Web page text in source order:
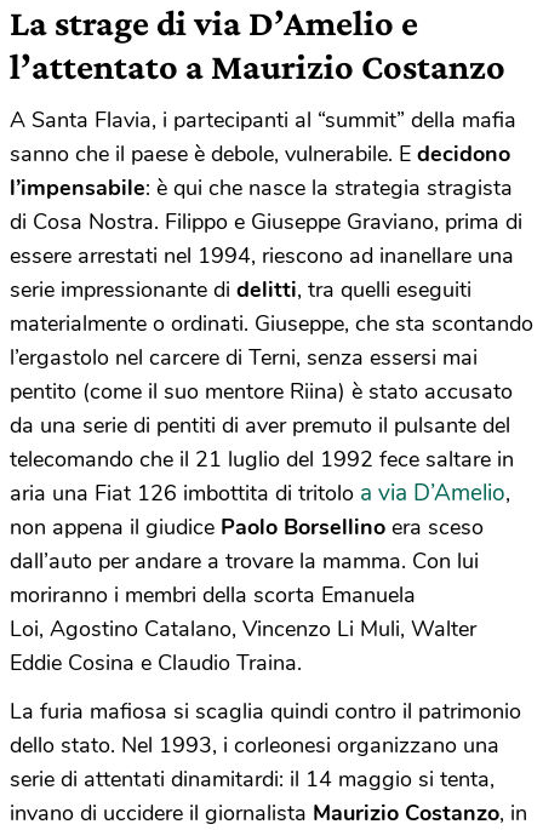
La strage di via D’Amelio e
l’attentato a Maurizio Costanzo
A Santa Flavia, i partecipanti al “summit” della mafia
sanno che il paese è debole, vulnerabile. E decidono
l’impensabile: è qui che nasce la strategia stragista
di Cosa Nostra. Filippo e Giuseppe Graviano, prima di
essere arrestati nel 1994, riescono ad inanellare una
serie impressionante di delitti, tra quelli eseguiti
materialmente o ordinati. Giuseppe, che sta scontando
l’ergastolo nel carcere di Terni, senza essersi mai
pentito (come il suo mentore Riina) è stato accusato
da una serie di pentiti di aver premuto il pulsante del
telecomando che il 21 luglio del 1992 fece saltare in
aria una Fiat 126 imbottita di tritolo a via D’Amelio,
non appena il giudice Paolo Borsellino era sceso
dall’auto per andare a trovare la mamma. Con lui
moriranno i membri della scorta Emanuela
Loi, Agostino Catalano, Vincenzo Li Muli, Walter
Eddie Cosina e Claudio Traina.
La furia mafiosa si scaglia quindi contro il patrimonio
dello stato. Nel 1993, i corleonesi organizzano una
serie di attentati dinamitardi: il 14 maggio si tenta,
invano di uccidere il giornalista Maurizio Costanzo, in